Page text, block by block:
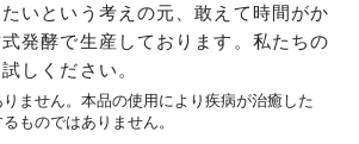
いという考えの元、敢えて時間がか
発酵で生産しております。私たちの
しください。
ません。本品の使用により疾病が治癒した
ものではありません。